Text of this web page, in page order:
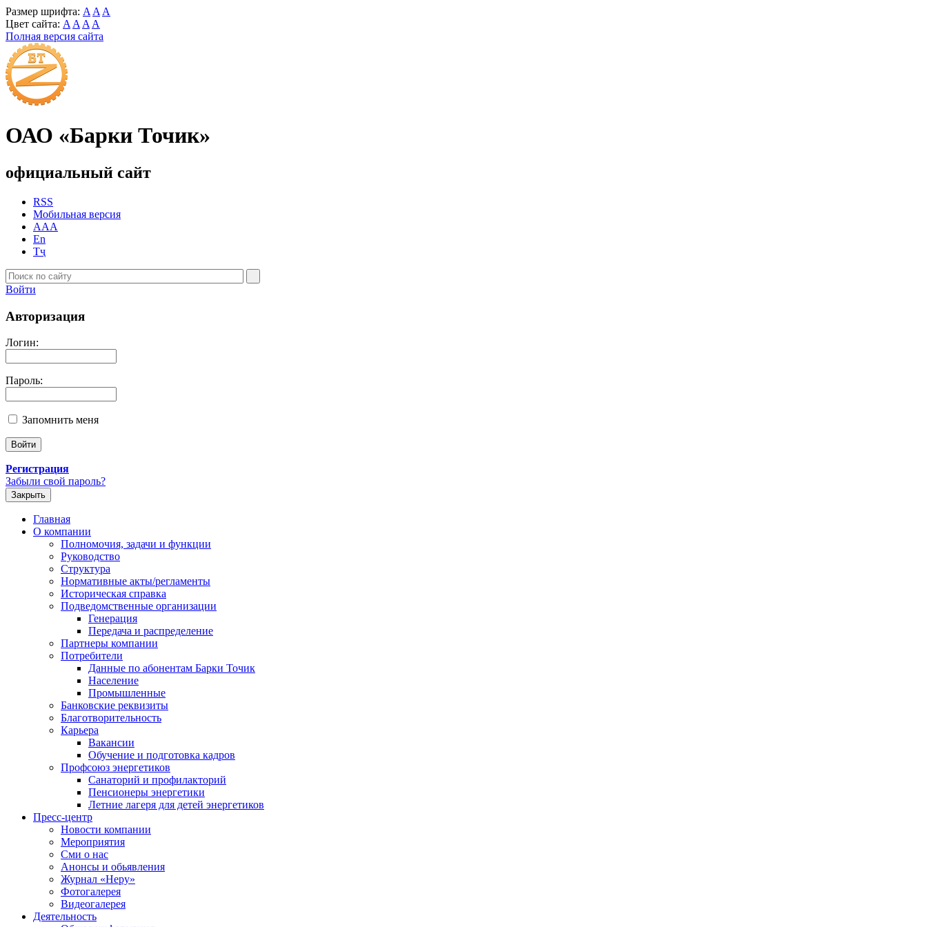
Размер шрифта: A A A
Цвет сайта: A A A A
Полная версия сайта
ОАО «Барки Точик»
официальный сайт
RSS
Мобильная версия
AAA
En
Тҷ
Войти
Авторизация
Логин:
Пароль:
Запомнить меня
Регистрация
Забыли свой пароль?
Закрыть
Главная
О компании
Полномочия, задачи и функции
Руководство
Структура
Нормативные акты/регламенты
Историческая справка
Подведомственные организации
Генерация
Передача и распределение
Партнеры компании
Потребители
Данные по абонентам Барки Точик
Население
Промышленные
Банковские реквизиты
Благотворительность
Карьера
Вакансии
Обучение и подготовка кадров
Профсоюз энергетиков
Санаторий и профилакторий
Пенсионеры энергетики
Летние лагеря для детей энергетиков
Пресс-центр
Новости компании
Мероприятия
Сми о нас
Анонсы и обьявления
Журнал «Неру»
Фотогалерея
Видеогалерея
Деятельность